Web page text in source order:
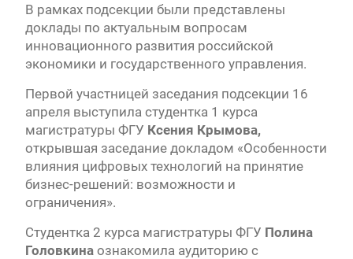
В рамках подсекции были представлены
доклады по актуальным вопросам
инновационного развития российской
экономики и государственного управления.
Первой участницей заседания подсекции 16
апреля выступила студентка 1 курса
магистратуры ФГУ Ксения Крымова,
открывшая заседание докладом «Особенности
влияния цифровых технологий на принятие
бизнес-решений: возможности и
ограничения».
Студентка 2 курса магистратуры ФГУ Полина
Головкинаознакомила аудиторию с